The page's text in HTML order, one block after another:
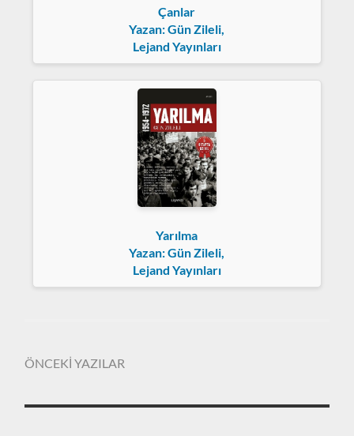
Çanlar
Yazan: Gün Zileli,
Lejand Yayınları
Yarılma
Yazan: Gün Zileli,
Lejand Yayınları
ÖNCEKİ YAZILAR